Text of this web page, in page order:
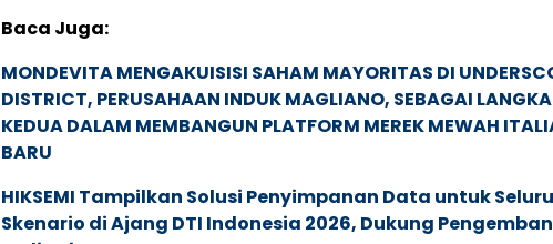
Baca Juga:
MONDEVITA MENGAKUISISI SAHAM MAYORITAS DI
DISTRICT, PERUSAHAAN INDUK MAGLIANO, SEBAGAI
KEDUA DALAM MEMBANGUN PLATFORM MEREK MEWAH
BARU
HIKSEMI Tampilkan Solusi Penyimpanan Data untuk
Skenario di Ajang DTI Indonesia 2026, Dukung